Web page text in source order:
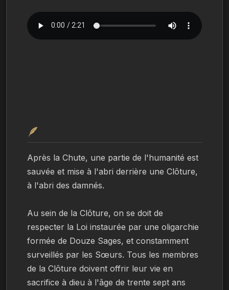
🪶
Après la Chute, une partie de l'humanité est
sauvée et mise à l'abri derrière une Clôture,
à l'abri des damnés.
Au sein de la Clôture, on se doit de
respecter la Loi instaurée par une oligarchie
formée de Douze Sages, et constamment
surveillés par les Sœurs. Tous les membres
de la Clôture doivent offrir leur vie en
sacrifice à dieu à l'âge de trente sept ans